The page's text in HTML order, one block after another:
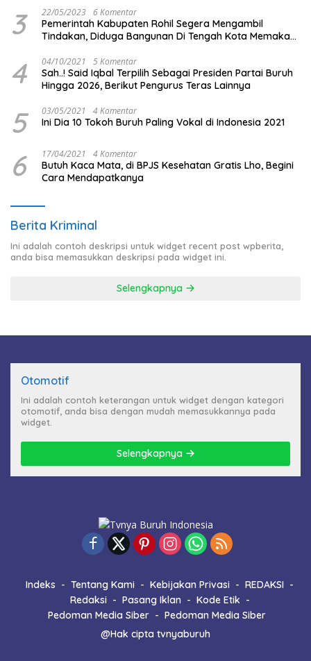
3 22/05/2023 6 Komentar
Pemerintah Kabupaten Rohil Segera Mengambil
Tindakan, Diduga Bangunan Di Tengah Kota Memakan
4 04/10/2021 5 Komentar
Sah..! Said Iqbal Terpilih Sebagai Presiden Partai Buruh
Hingga 2026, Berikut Pengurus Teras Lainnya
5 03/05/2021 4 Komentar
Ini Dia 10 Tokoh Buruh Paling Vokal di Indonesia 2021
6 17/04/2021 4 Komentar
Butuh Kaca Mata, di BPJS Kesehatan Gratis Lho, Begini
Cara Mendapatkanya
Berita Kriminal
Ini adalah contoh deskripsi untuk widget recent post wpberita,
anda bisa memasukkan deskripsi pada widget ini.
Selengkapnya
Otomotif
Ini adalah contoh keterangan untuk widget dengan kategori
otomotif, anda bisa dengan mudah memasukkannya pada
widget.
Selengkapnya
Indeks Tentang Kami Kebijakan Privasi
REDAKSI
Redaksi
Pasang Iklan
Kode Etik
Pedoman Media Siber
Pedoman Media Siber
@Hak cipta tvnyaburuh